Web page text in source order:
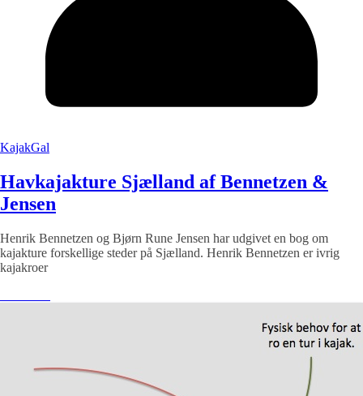
KajakGal
Havkajakture Sjælland af Bennetzen &
Jensen
Henrik Bennetzen og Bjørn Rune Jensen har udgivet en bog om
kajakture forskellige steder på Sjælland. Henrik Bennetzen er ivrig
kajakroer